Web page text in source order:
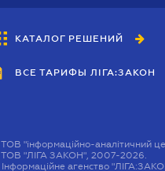
БУХГАЛТЕР&ЗАКОН
ВЕСТНИК МСФО
КАТАЛОГ РЕШЕНИЙ
ВСЕ ТАРИФЫ ЛІГА:ЗАКОН
ТОВ "інформаційно-аналітичний
ТОВ "ЛІГА ЗАКОН", 2007-2026.
Інформаційне агенство